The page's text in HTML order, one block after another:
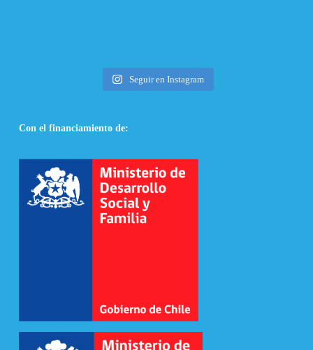
Seguir en Instagram
Con el financiamiento de: